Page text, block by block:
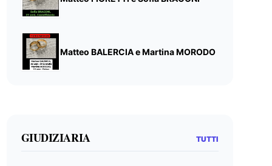
Matteo BALERCIA e Martina MORODO
GIUDIZIARIA TUTTI